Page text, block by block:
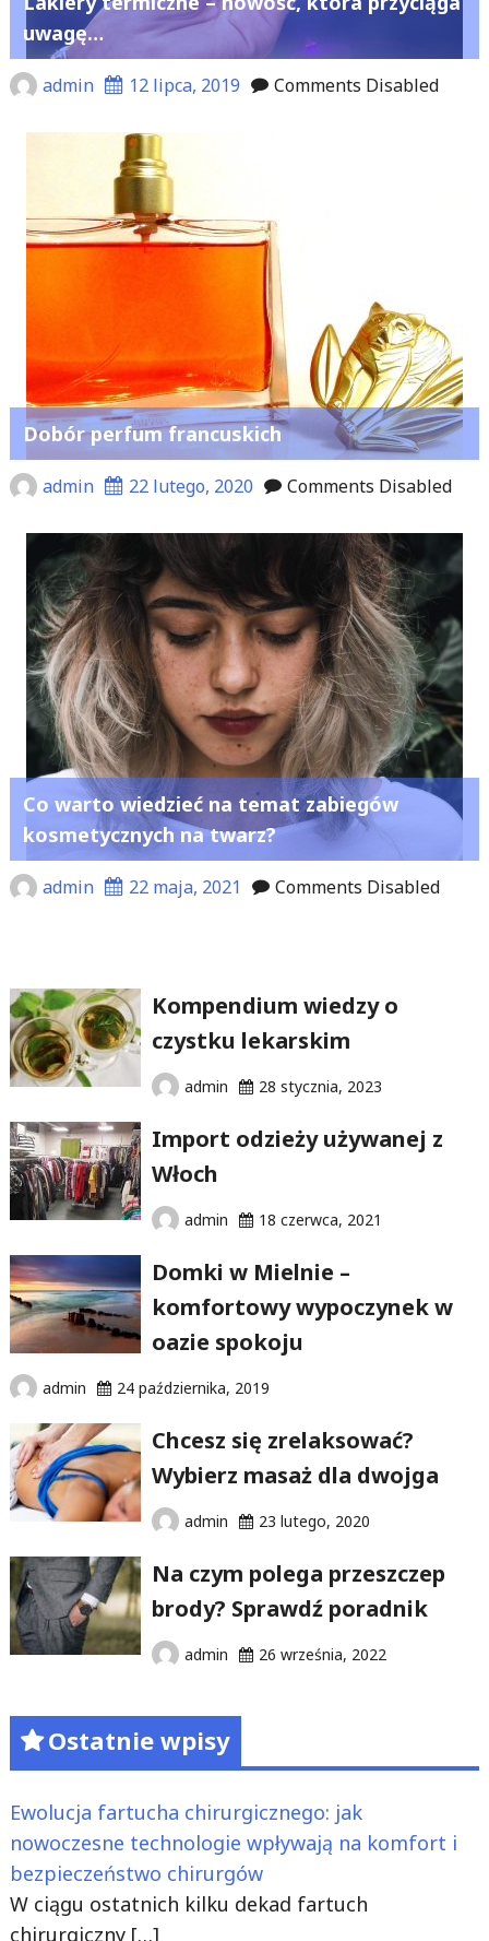
uwagę…
admin 12 lipca, 2019 Comments Disabled
Dobór perfum francuskich
admin 22 lutego, 2020 Comments Disabled
Co warto wiedzieć na temat zabiegów
kosmetycznych na twarz?
admin 22 maja, 2021 Comments Disabled
Kompendium wiedzy o
czystku lekarskim
admin 28 stycznia, 2023
Import odzieży używanej z
Włoch
admin 18 czerwca, 2021
Domki w Mielnie –
komfortowy wypoczynek w
oazie spokoju
admin 24 października, 2019
Chcesz się zrelaksować?
Wybierz masaż dla dwojga
admin 23 lutego, 2020
Na czym polega przeszczep
brody? Sprawdź poradnik
admin 26 września, 2022
Ostatnie wpisy
Ewolucja fartucha chirurgicznego: jak
nowoczesne technologie wpływają na komfort i
bezpieczeństwo chirurgów
W ciągu ostatnich kilku dekad fartuch
chirurgiczny […]